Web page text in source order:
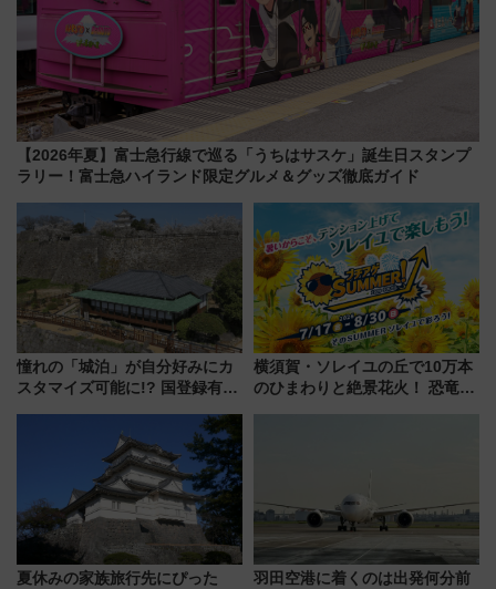
【2026年夏】富士急行線で巡る「うちはサスケ」誕生日スタンプ
ラリー！富士急ハイランド限定グルメ＆グッズ徹底ガイド
憧れの「城泊」が自分好みにカ
スタマイズ可能に!? 国登録有形
にオーダーメイド型の宿泊プラ
横須賀・ソレイユの丘で10万本
のひまわりと絶景花火！ 恐竜や
夏休みの家族旅行先にぴった
羽田空港に着くのは出発何分前